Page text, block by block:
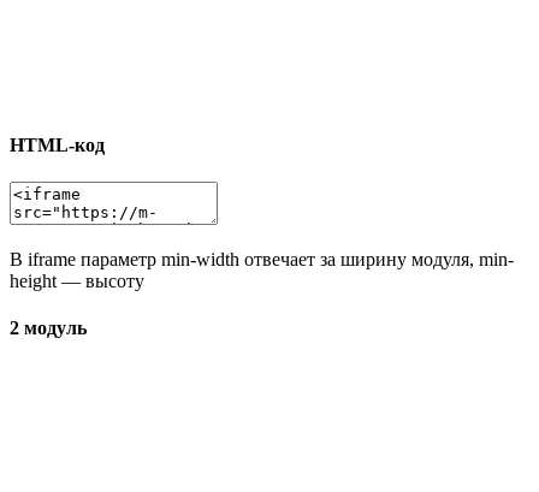
HTML-код
В iframe параметр min-width отвечает за ширину модуля, min-
height — высоту
2 модуль